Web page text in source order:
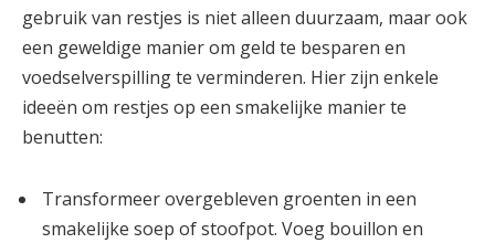
gebruik van restjes is niet alleen duurzaam, maar ook
een geweldige manier om geld te besparen en
voedselverspilling te verminderen. Hier zijn enkele
ideeën om restjes op een smakelijke manier te
benutten:
Transformeer overgebleven groenten in een
smakelijke soep of stoofpot. Voeg bouillon en